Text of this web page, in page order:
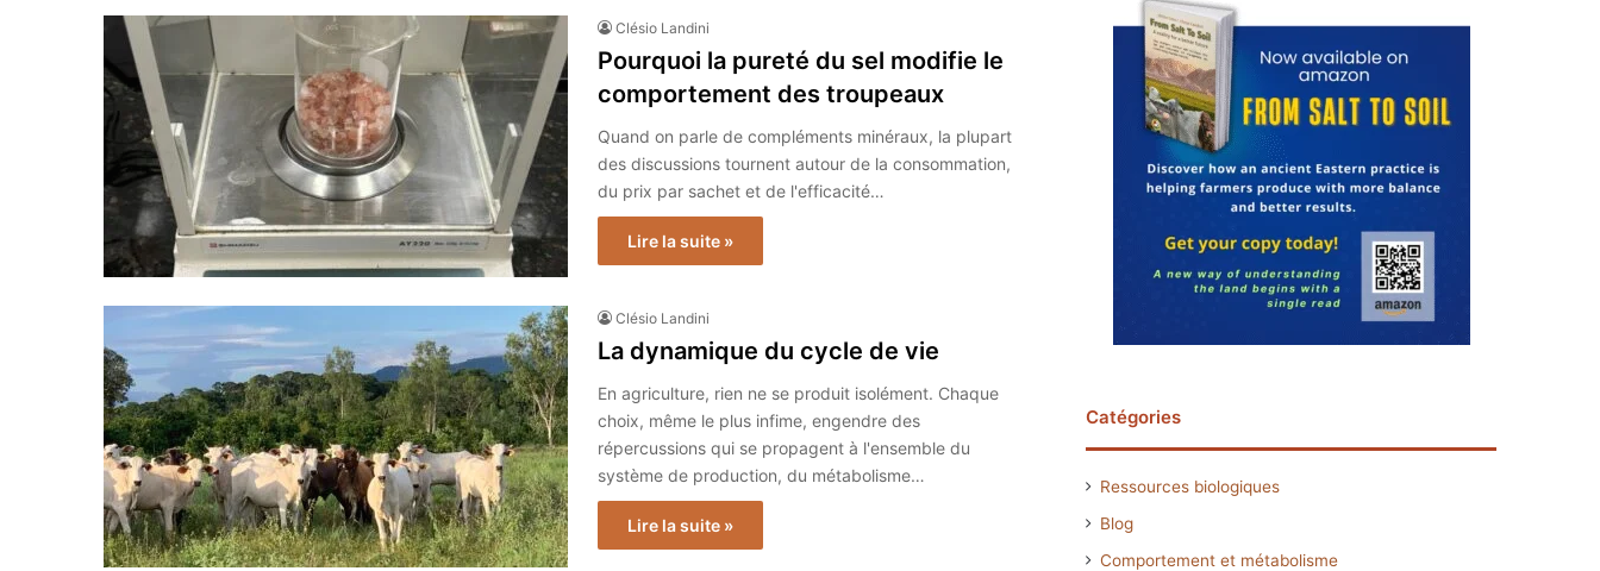
Clésio Landini
Pourquoi la pureté du sel modifie le
comportement des troupeaux
Quand on parle de compléments minéraux, la plupart
des discussions tournent autour de la consommation,
du prix par sachet et de l'efficacité…
Lire la suite »
Clésio Landini
La dynamique du cycle de vie
En agriculture, rien ne se produit isolément. Chaque
choix, même le plus infime, engendre des
répercussions qui se propagent à l'ensemble du
système de production, du métabolisme…
Lire la suite »
Catégories
Ressources biologiques
Blog
Comportement et métabolisme